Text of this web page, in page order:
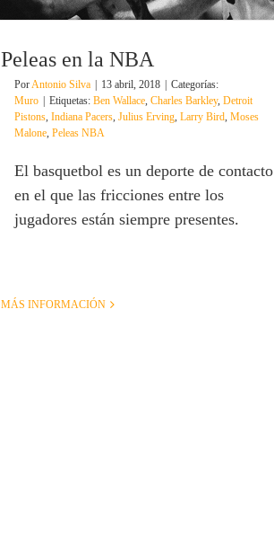
Peleas en la NBA
PorAntonio Silva 13 abril, 2018
Categorías:
Muro
Etiquetas: Ben Wallace, Charles Barkley, Detroit
Pistons, Indiana Pacers, Julius Erving, Larry Bird, Moses
Malone, Peleas NBA
El basquetbol es un deporte de contacto
en el que las fricciones entre los
jugadores están siempre presentes.
MÁS INFORMACIÓN